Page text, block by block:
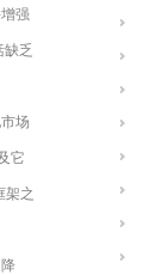
强
乏
场
它
架之